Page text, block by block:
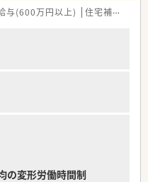
与(600万円以上) 住宅補助(手当)あり
の変形労働時間制